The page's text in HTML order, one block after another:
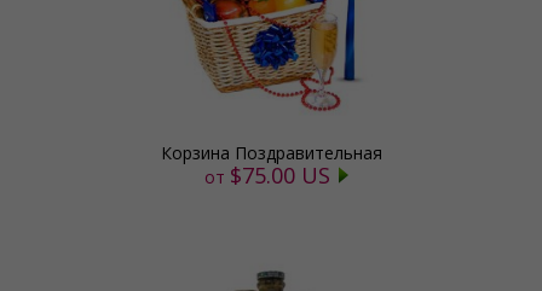
Корзина Поздравительная
от $75.00 US